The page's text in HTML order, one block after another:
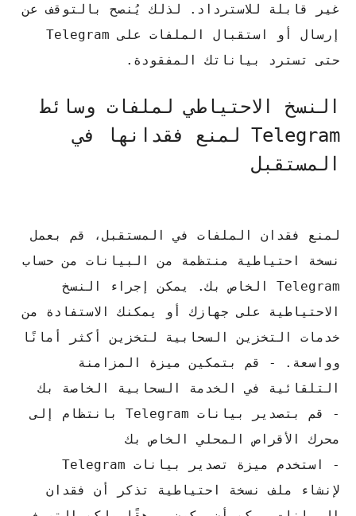
غير قابلة للاسترداد.
لذلك يُنصح بالتوقف عن
إرسال أو استقبال الملفات على Telegram
حتى تسترد بياناتك المفقودة.
النسخ الاحتياطي لملفات وسائط
Telegram لمنع فقدانها في
المستقبل
لمنع فقدان الملفات في المستقبل، قم بعمل
نسخة احتياطية منتظمة من البيانات من حساب
Telegram الخاص بك.
يمكن إجراء النسخ
الاحتياطية على جهازك أو يمكنك الاستفادة من
خدمات التخزين السحابية لتخزين أكثر أمانًا
وواسعة.
- قم بتمكين ميزة المزامنة
التلقائية في الخدمة السحابية الخاصة بك
- قم بتصدير بيانات Telegram بانتظام إلى
محرك الأقراص المحلي الخاص بك
- استخدم ميزة تصدير بيانات Telegram
لإنشاء ملف نسخة احتياطية تذكر أن فقدان